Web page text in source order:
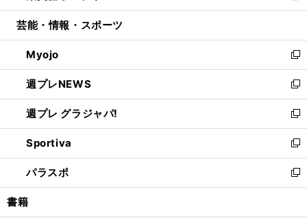
開
ウ
開
く
ン
ウ
で
開
く
ウ
ン
ド
ウ
で
開
く
し
ウ
ィ
ン
ド
ウ
で
開
く
芸能・情報・スポーツ
Myojo
新
し
い
ウ
ィ
ン
ド
ウ
で
開
週プレNEWS
新
し
い
ウ
ィ
ン
ド
ウ
開
週プレ グラジャパ!
新
し
い
ウ
ィ
ン
ウ
Sportiva
新
し
い
ウ
パラスポ
新
し
書籍